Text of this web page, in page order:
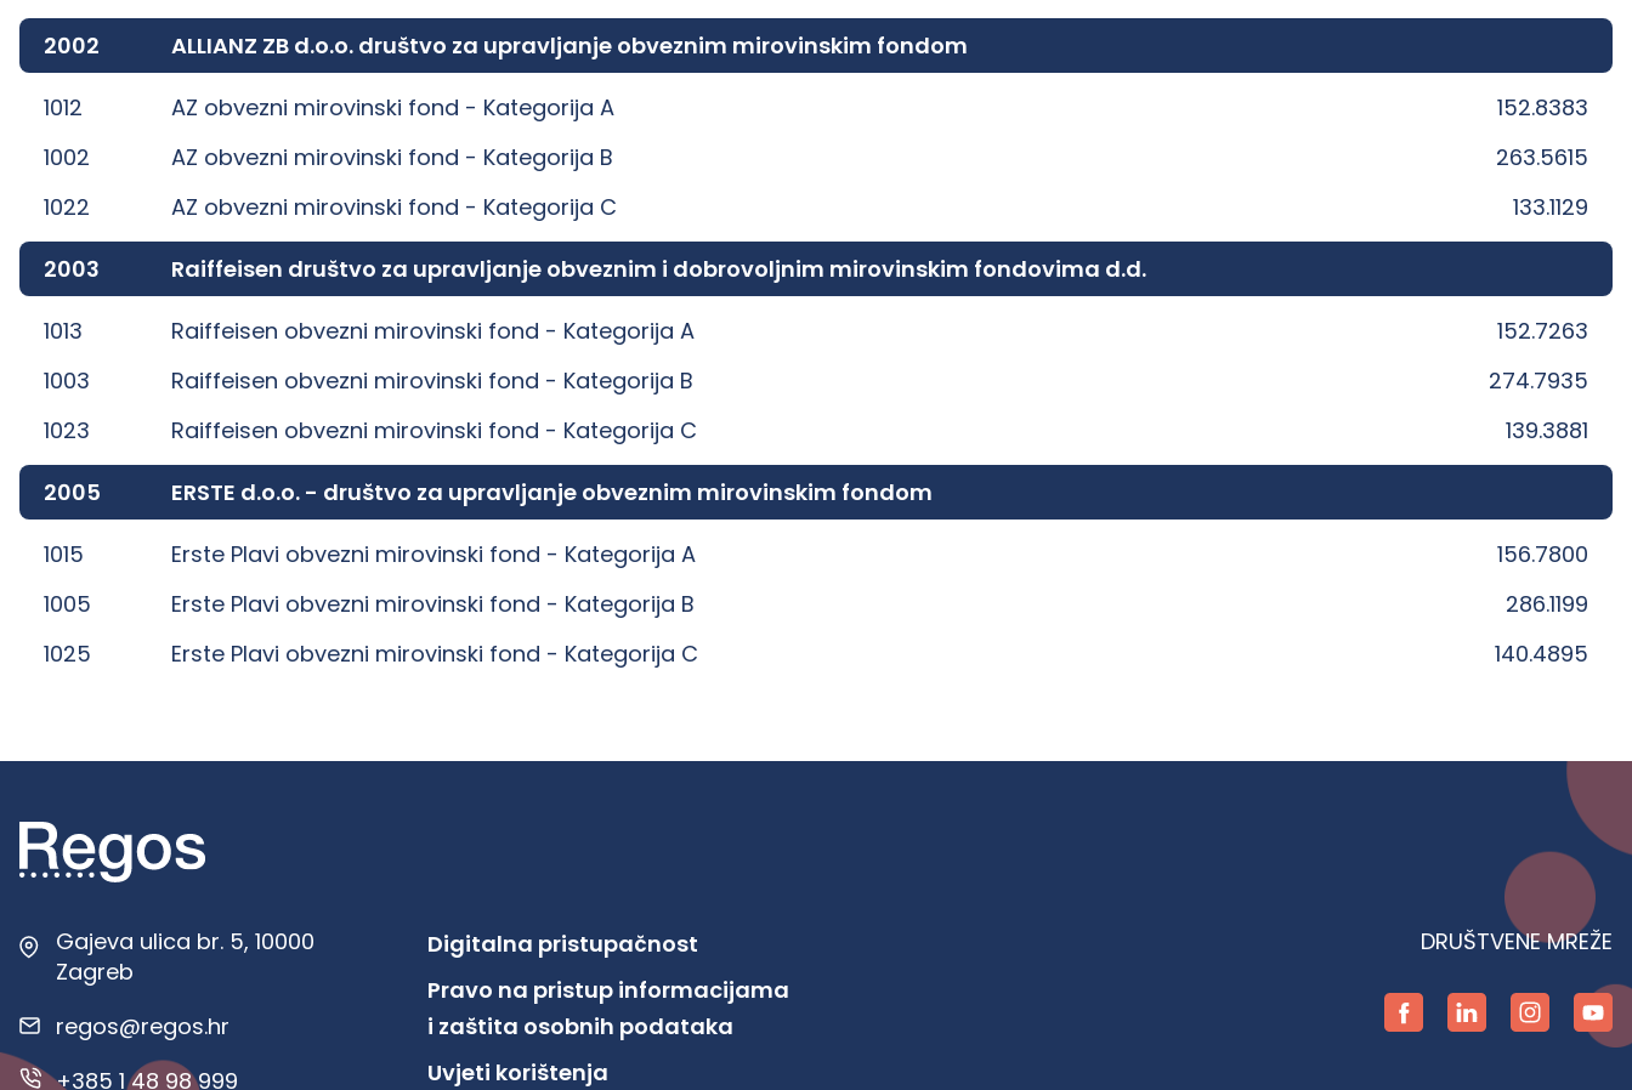
2002 ALLIANZ ZB d.o.o. društvo za upravljanje obveznim mirovinskim fondom
1012 AZ obvezni mirovinski fond - Kategorija A
152.8383
1002
AZ obvezni mirovinski fond - Kategorija B
263.5615
1022
AZ obvezni mirovinski fond - Kategorija C 133.1129
2003 Raiffeisen društvo za upravljanje obveznim i dobrovoljnim mirovinskim fondovima d.d.
1013 Raiffeisen obvezni mirovinski fond - Kategorija A
152.7263
1003
Raiffeisen obvezni mirovinski fond - Kategorija B
274.7935
1023
Raiffeisen obvezni mirovinski fond - Kategorija C 139.3881
2005 ERSTE d.o.o. - društvo za upravljanje obveznim mirovinskim fondom
1015 Erste Plavi obvezni mirovinski fond - Kategorija A
156.7800
1005
Erste Plavi obvezni mirovinski fond - Kategorija B
286.1199
1025
Erste Plavi obvezni mirovinski fond - Kategorija C 140.4895
Gajeva ulica br. 5, 10000
Zagreb
regos@regos.hr
+385 1 48 98 999
Digitalna pristupačnost
Pravo na pristup informacijama
i zaštita osobnih podataka
Uvjeti korištenja
DRUŠTVENE MREŽE